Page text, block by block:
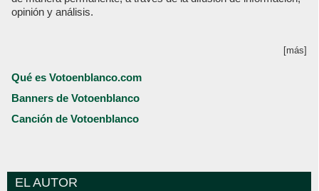
opinión y análisis.
[más]
Qué es Votoenblanco.com
Banners de Votoenblanco
Canción de Votoenblanco
EL AUTOR